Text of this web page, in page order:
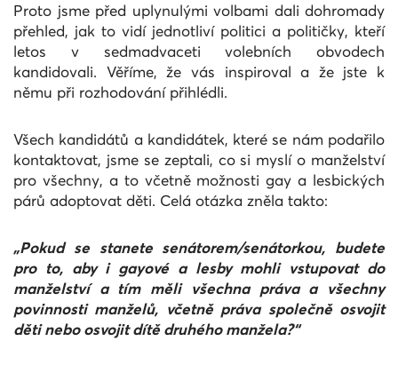
Proto jsme před uplynulými volbami dali dohromady
přehled, jak to vidí jednotliví politici a političky, kteří
letos v sedmadvaceti volebních obvodech
kandidovali. Věříme, že vás inspiroval a že jste k
němu při rozhodování přihlédli.
Všech kandidátů a kandidátek, které se nám podařilo
kontaktovat, jsme se zeptali, co si myslí o manželství
pro všechny, a to včetně možnosti gay a lesbických
párů adoptovat děti. Celá otázka zněla takto:
„Pokud se stanete senátorem/senátorkou, budete
pro to, aby i gayové a lesby mohli vstupovat do
manželství a tím měli všechna práva a všechny
povinnosti manželů, včetně práva společně osvojit
děti nebo osvojit dítě druhého manžela?“